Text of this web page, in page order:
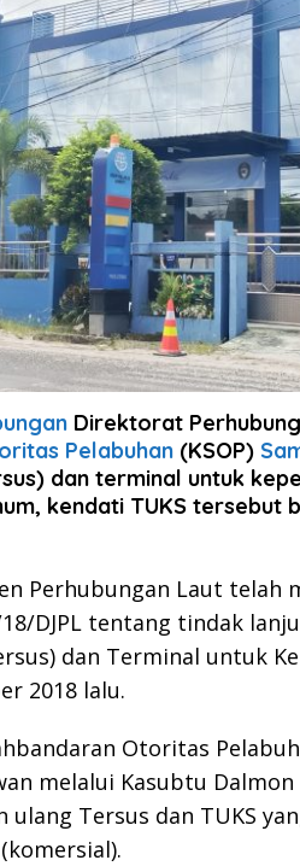
Direktorat
Pelabuhan (KSOP)
dan terminal untuk
kendati TUKS tersebut
Perhubungan Laut telah
DJPL tentang tindak
dan Terminal untuk
2018 lalu.
Otoritas
melalui Kasubtu
ulang Tersus dan TUKS